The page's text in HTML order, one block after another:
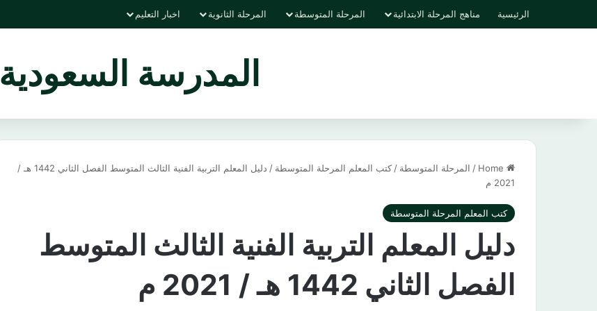
الرئيسية مناهج المرحلة الابتدائية المرحلة المتوسطة المرحلة الثانوية اخبار التعليم
المدرسة السعودية
/ المرحلة المتوسطة / كتب المعلم المرحلة المتوسطة /
دليل المعلم التربية الفنية الثالث المتوسط الفصل الثاني 1442 هـ /
2021 م
كتب المعلم المرحلة المتوسطة
دليل المعلم التربية الفنية الثالث المتوسط
الفصل الثاني 1442 هـ / 2021 م